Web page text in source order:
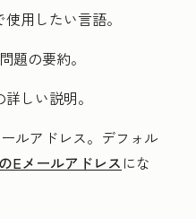
用したい言語。
題の要約。
しい説明。
ルアドレス。デフォル
Eメールアドレス にな